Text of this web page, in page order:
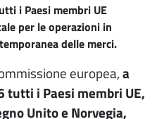
i Paesi membri UE
per le operazioni in
delle merci.
europea,a
tutti i Paesi membri UE,
Unito e Norvegia,